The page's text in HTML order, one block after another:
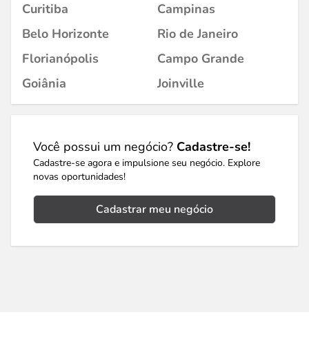
Curitiba
Campinas
Belo Horizonte
Rio de Janeiro
Florianópolis
Campo Grande
Goiânia
Joinville
Você possui um negócio? Cadastre-se!
Cadastre-se agora e impulsione seu negócio. Explore
novas oportunidades!
Cadastrar meu negócio